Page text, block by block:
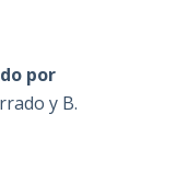
por
y B.